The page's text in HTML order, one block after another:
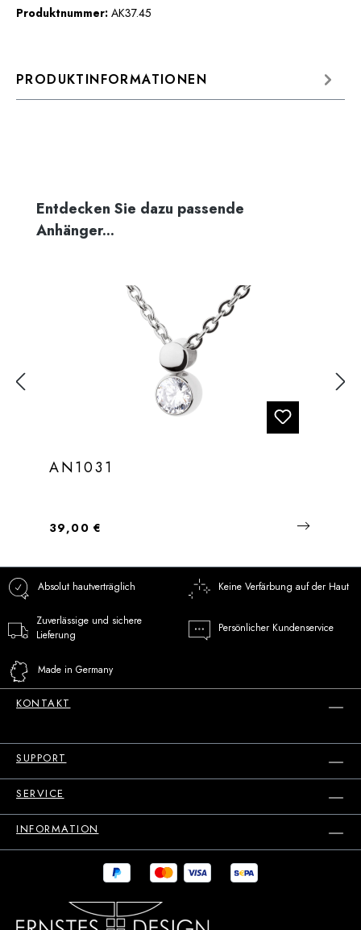
Produktnummer: AK37.45
PRODUKTINFORMATIONEN
Produktgalerie überspringen
Entdecken Sie dazu passende
Anhänger...
AN1031
Regulärer Preis:
39,00 €
Absolut hautverträglich Keine Verfärbung auf der Haut
Zuverlässige und sichere
Lieferung
Persönlicher Kundenservice
Made in Germany
KONTAKT
SUPPORT
SERVICE
INFORMATION